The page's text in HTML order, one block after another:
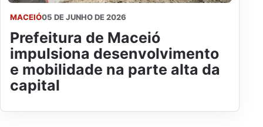
MACEIÓ05 DE JUNHO DE 2026
Prefeitura de Maceió
impulsiona desenvolvimento
e mobilidade na parte alta da
capital